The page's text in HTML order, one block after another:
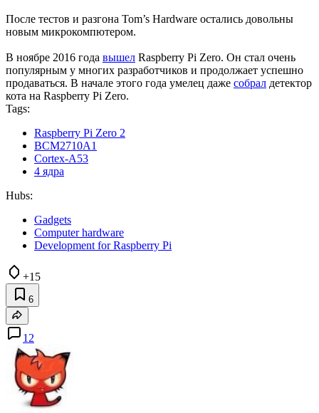
После тестов и разгона Tom’s Hardware остались довольны
новым микрокомпютером.
В ноябре 2016 года вышел Raspberry Pi Zero. Он стал очень
популярным у многих разработчиков и продолжает успешно
продаваться. В начале этого года умелец даже собрал детектор
кота на Raspberry Pi Zero.
Tags:
Raspberry Pi Zero 2
BCM2710A1
Cortex-A53
4 ядра
Hubs:
Gadgets
Computer hardware
Development for Raspberry Pi
+15
6
12